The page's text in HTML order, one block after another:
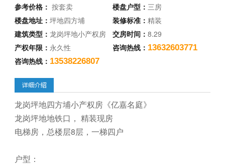
参考价格：按套卖 楼盘户型： 三房
楼盘地址：坪地四方埔 装修标准： 精装
建筑类型：龙岗坪地小产权房 交房时间： 8.29
产权年限： 永久性 咨询热线： 13632603771
咨询热线： 13538226807
龙岗坪地四方埔小产权房《亿嘉名庭》
龙岗坪地地铁口， 精装现房
电梯房，总楼层8层，一梯四户
户型：